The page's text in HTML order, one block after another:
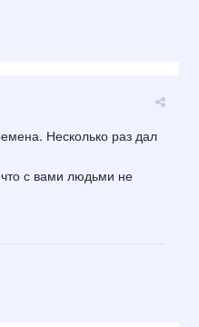
Несколько раз дал
с вами людьми не